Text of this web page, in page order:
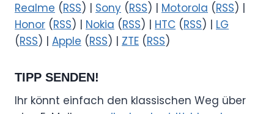
Realme (RSS) | Sony (RSS) | Motorola (RSS) |
Honor (RSS) | Nokia (RSS) | HTC (RSS) | LG
(RSS) | Apple (RSS) | ZTE (RSS)
TIPP SENDEN!
Ihr könnt einfach den klassischen Weg über